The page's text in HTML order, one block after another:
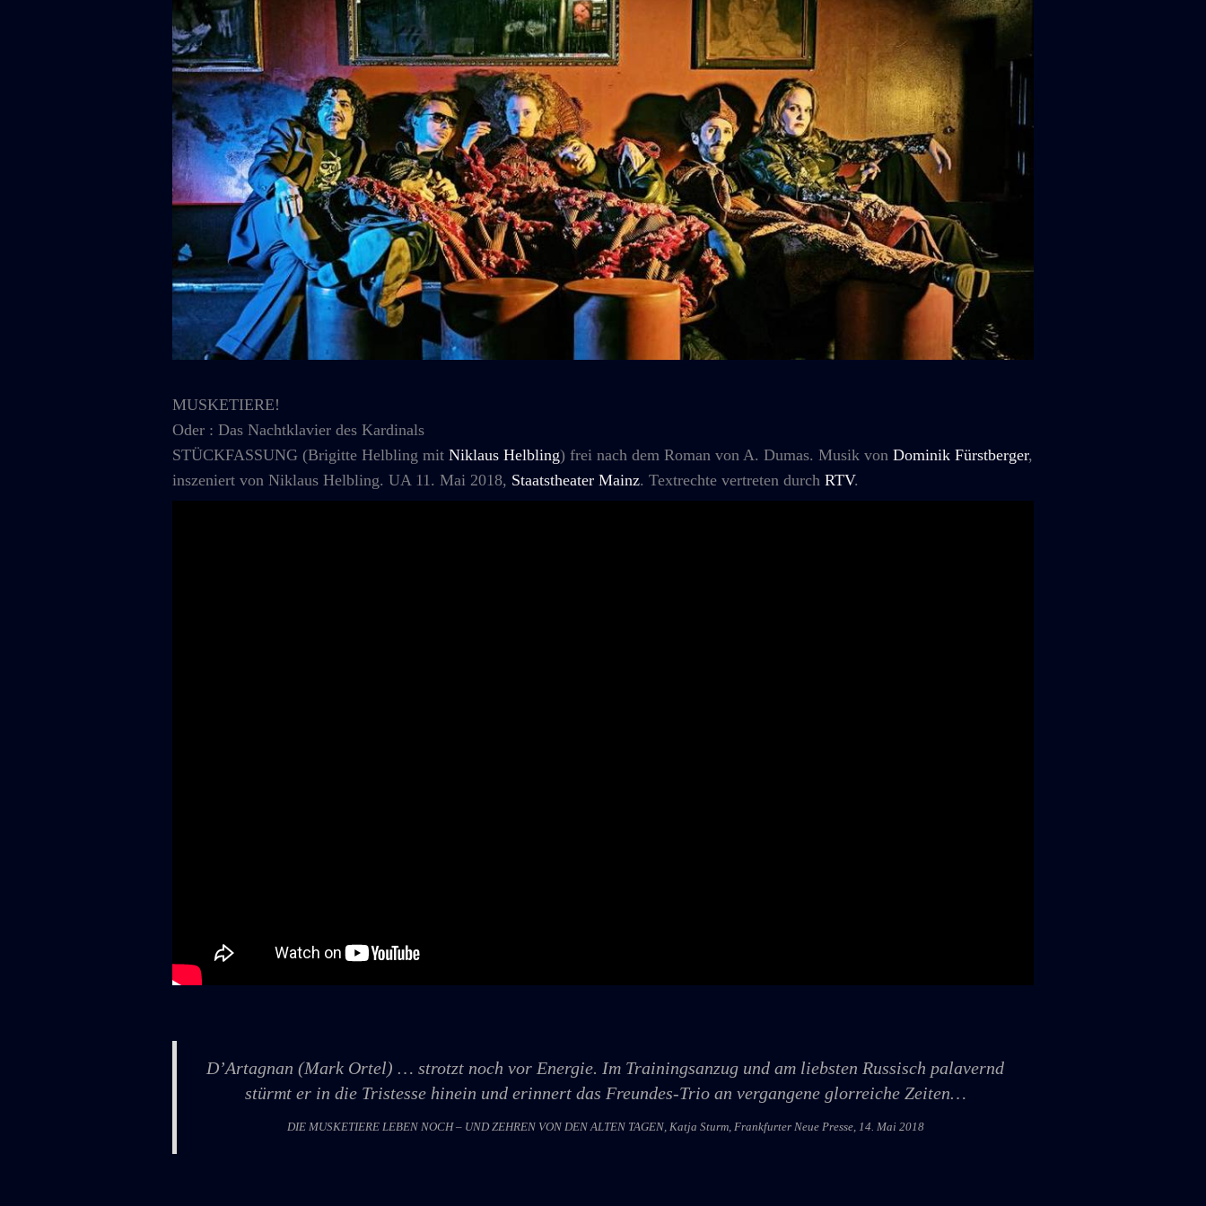
MUSKETIERE!
Oder : Das Nachtklavier des Kardinals
STÜCKFASSUNG (Brigitte Helbling mitNiklaus Helbling) frei nach dem Roman von A. Dumas. Musik vonDominik Fürstberger,
inszeniert von Niklaus Helbling. UA 11. Mai 2018, Staatstheater Mainz. Textrechte vertreten durchRTV.
D’Artagnan (Mark Ortel) … strotzt noch vor Energie. Im Trainingsanzug und am liebsten Russisch palavernd
stürmt er in die Tristesse hinein und erinnert das Freundes-Trio an vergangene glorreiche Zeiten…
DIE MUSKETIERE LEBEN NOCH – UND ZEHREN VON DEN ALTEN TAGEN, Katja Sturm, Frankfurter Neue Presse, 14. Mai 2018